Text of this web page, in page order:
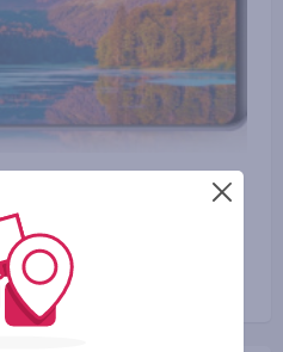
что подготовил
смартфон в